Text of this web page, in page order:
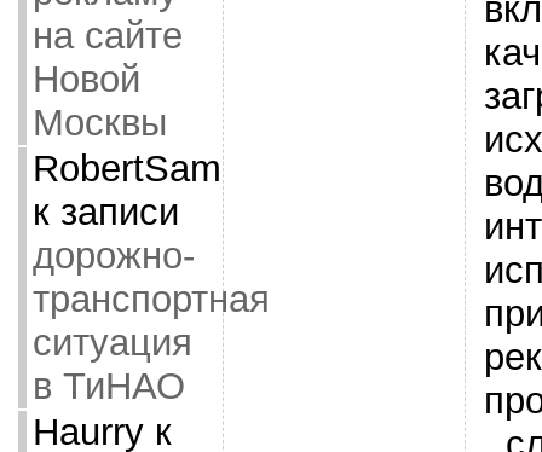
на сайте
Новой
Москвы
RobertSam
к записи
дорожно-
транспортная
ситуация
в ТиНАО
Haurryк